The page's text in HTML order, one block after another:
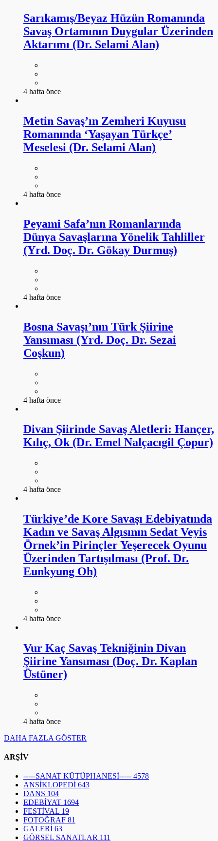
Sarıkamış/Beyaz Hüzün Romanında
Savaş Ortamının Duygular Üzerinden
Aktarımı (Dr. Selami Alan)
4 hafta önce
Metin Savaş’ın Zemheri Kuyusu
Romanında ‘Yaşayan Türkçe’
Meselesi (Dr. Selami Alan)
4 hafta önce
Peyami Safa’nın Romanlarında
Dünya Savaşlarına Yönelik Tahliller
(Yrd. Doç. Dr. Gökay Durmuş)
4 hafta önce
Bosna Savaşı’nın Türk Şiirine
Yansıması (Yrd. Doç. Dr. Sezai
Coşkun)
4 hafta önce
Divan Şiirinde Savaş Aletleri: Hançer,
Kılıç, Ok (Dr. Emel Nalçacıgil Çopur)
4 hafta önce
Türkiye’de Kore Savaşı Edebiyatında
Kadın ve Savaş Algısının Sedat Veyis
Örnek’in Pirinçler Yeşerecek Oyunu
Üzerinden Tartışılması (Prof. Dr.
Eunkyung Oh)
4 hafta önce
Vur Kaç Savaş Tekniğinin Divan
Şiirine Yansıması (Doç. Dr. Kaplan
Üstüner)
4 hafta önce
DAHA FAZLA GÖSTER
ARŞİV
-----SANAT KÜTÜPHANESİ----- 4578
ANSİKLOPEDİ 643
DANS 104
EDEBİYAT 1694
FESTİVAL 19
FOTOĞRAF 81
GALERİ 63
GÖRSEL SANATLAR 111